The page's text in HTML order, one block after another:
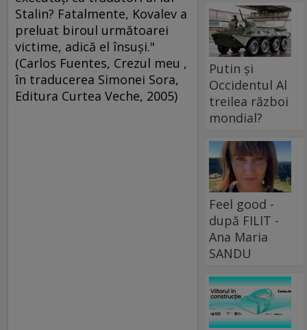
Stalin? Fatalmente, Kovalev a
preluat biroul următoarei
victime, adică el însuşi."
(Carlos Fuentes, Crezul meu ,
în traducerea Simonei Sora,
Editura Curtea Veche, 2005)
Putin și
Occidentul Al
treilea război
mondial?
Feel good -
după FILIT -
Ana Maria
SANDU